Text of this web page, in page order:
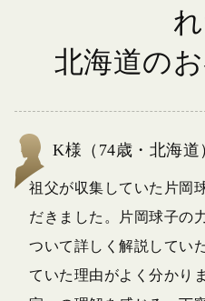
北海道の
K様（74歳・北海道
祖父が収集していた片岡
だきました。片岡球子の
ついて詳しく解説してい
ていた理由がよく分かり